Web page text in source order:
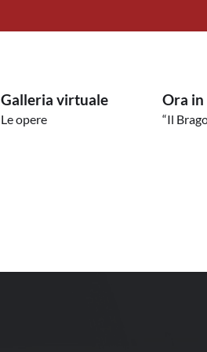
Galleria virtuale
Le opere
Ora in
“Il